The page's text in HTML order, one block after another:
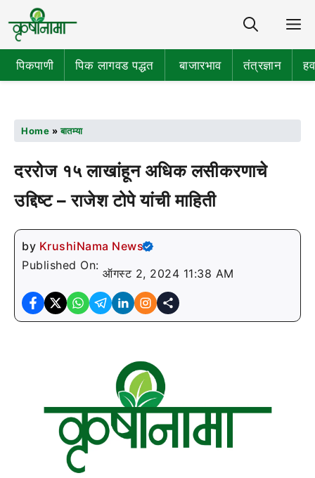
पिकपाणी पिक लागवड पद्धत बाजारभाव तंत्रज्ञान
Home »बातम्या
दररोज १५ लाखांहून अधिक लसीकरणाचे
उद्दिष्ट – राजेश टोपे यांची माहिती
by KrushiNama News
Published On:
ऑगस्ट 2, 2024 11:38 AM